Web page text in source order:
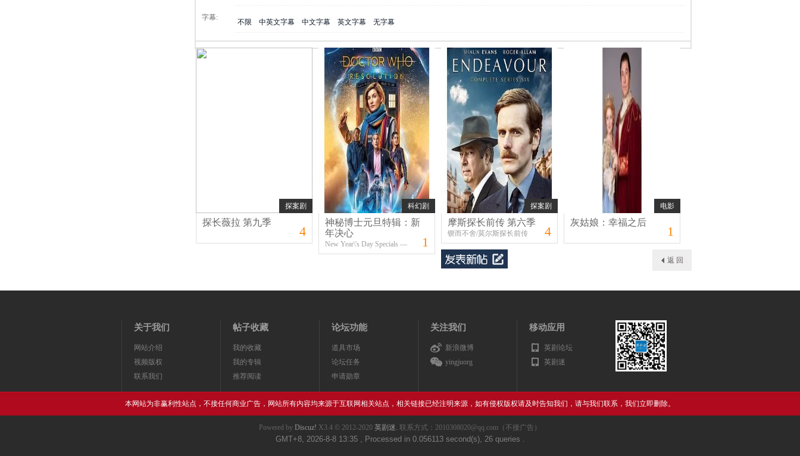
字幕:
不限 中英文字幕 中文字幕 英文字幕 无字幕
探案剧
探长薇拉 第九季
4
科幻剧
神秘博士元旦特辑：新
年决心
New Year\'s Day Specials —
Episode 1: Resolution / 毒液：
1
探案剧
摩斯探长前传 第六季
锲而不舍/莫尔斯探长前传 4
电影
灰姑娘：幸福之后
1
返 回
关于我们
网站介绍
视频版权
联系我们
帖子收藏
我的收藏
我的专辑
推荐阅读
论坛功能
道具市场
论坛任务
申请勋章
关注我们
新浪微博
yingjuorg
移动应用
英剧论坛
英剧迷
本网站为非赢利性站点，不接任何商业广告，网站所有内容均来源于互联网相关站点，相关链接已经注明来源，如有侵权版权请及时告知我们，请与我们联系，我们立即删除。
Powered by Discuz! X3.4 © 2012-2020 英剧迷. 联系方式：2010308020@qq.com（不接广告）
GMT+8, 2026-8-8 13:35 , Processed in 0.056113 second(s), 26 queries .